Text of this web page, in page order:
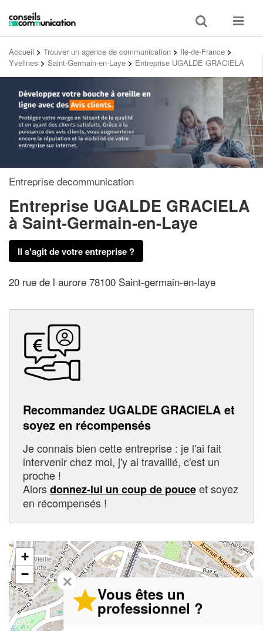
Toggle
search
Toggle
Accueil > Trouver un agence de communication > Ile-de-France >
Yvelines > Saint-Germain-en-Laye > Entreprise UGALDE GRACIELA
Entreprise decommunication
Entreprise UGALDE GRACIELA
à Saint-Germain-en-Laye
Il s'agit de votre entreprise ?
20 rue de l aurore 78100 Saint-germain-en-laye
Recommandez UGALDE GRACIELA et
soyez en récompensés
Je connais bien cette entreprise : je l'ai fait
intervenir chez moi, j'y ai travaillé, c'est un
proche !
Alorsdonnez-lui un coup de pouceet soyez
en récompensés !
+
−
✕
Vous êtes un
professionnel ?